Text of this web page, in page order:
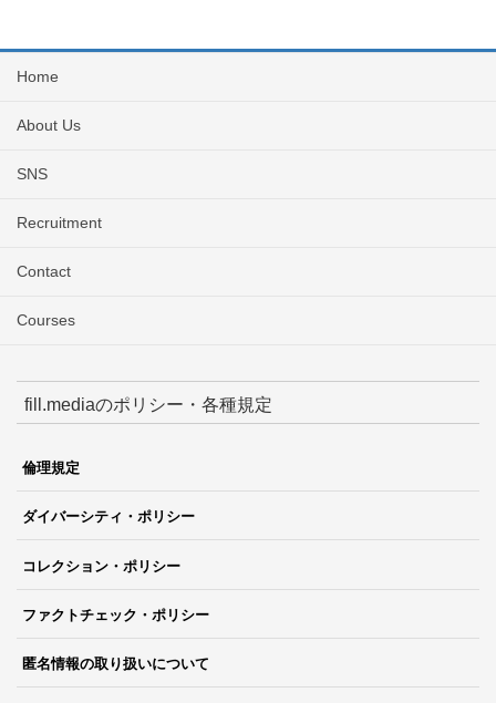
Home
About Us
SNS
Recruitment
Contact
Courses
fill.mediaのポリシー・各種規定
倫理規定
ダイバーシティ・ポリシー
コレクション・ポリシー
ファクトチェック・ポリシー
匿名情報の取り扱いについて